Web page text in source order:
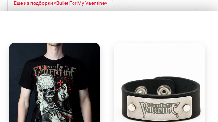
Еще из подборки «Bullet For My Valentine»